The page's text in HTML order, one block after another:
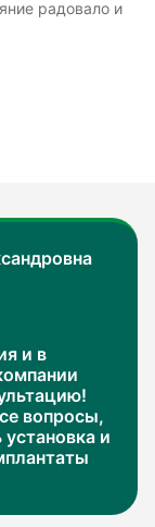
радовало и
и в
вопросы,
и